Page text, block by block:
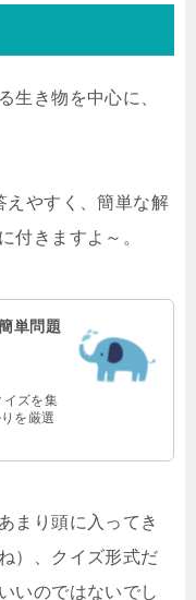
生き物を中心に、
えやすく、簡単な解
付きますよ～。
単問題
イズを集
を厳選
まり頭に入ってき
）、クイズ形式だ
いのではないでし